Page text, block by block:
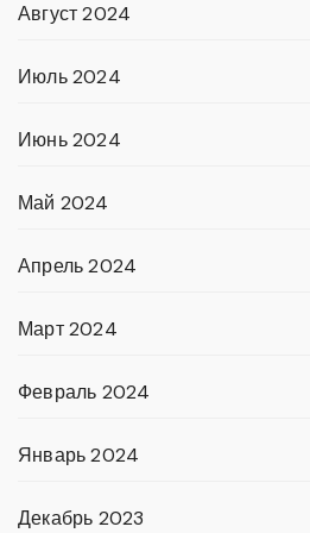
Август 2024
Июль 2024
Июнь 2024
Май 2024
Апрель 2024
Март 2024
Февраль 2024
Январь 2024
Декабрь 2023